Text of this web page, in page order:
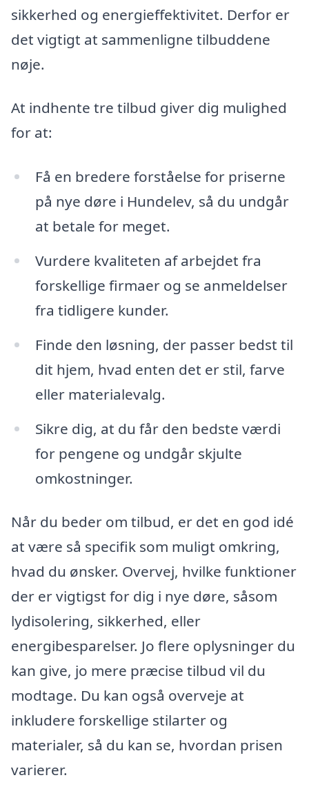
sikkerhed og energieffektivitet. Derfor er
det vigtigt at sammenligne tilbuddene
nøje.
At indhente tre tilbud giver dig mulighed
for at:
Få en bredere forståelse for priserne
på nye døre i Hundelev, så du undgår
at betale for meget.
Vurdere kvaliteten af arbejdet fra
forskellige firmaer og se anmeldelser
fra tidligere kunder.
Finde den løsning, der passer bedst til
dit hjem, hvad enten det er stil, farve
eller materialevalg.
Sikre dig, at du får den bedste værdi
for pengene og undgår skjulte
omkostninger.
Når du beder om tilbud, er det en god idé
at være så specifik som muligt omkring,
hvad du ønsker. Overvej, hvilke funktioner
der er vigtigst for dig i nye døre, såsom
lydisolering, sikkerhed, eller
energibesparelser. Jo flere oplysninger du
kan give, jo mere præcise tilbud vil du
modtage. Du kan også overveje at
inkludere forskellige stilarter og
materialer, så du kan se, hvordan prisen
varierer.